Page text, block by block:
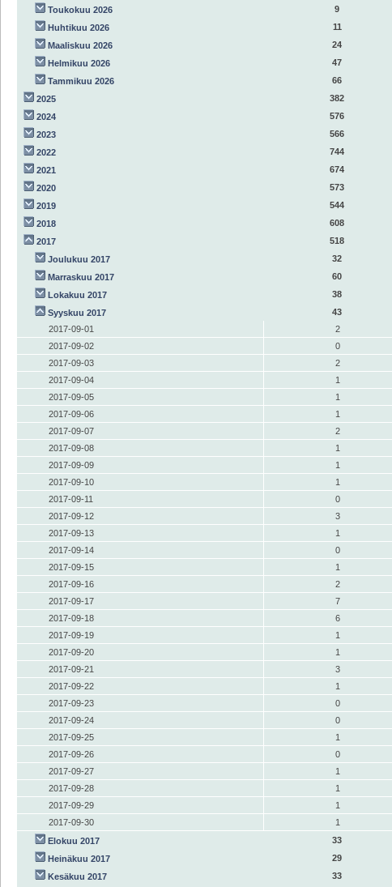
Toukokuu 2026
9
Huhtikuu 2026
11
Maaliskuu 2026
24
Helmikuu 2026
47
Tammikuu 2026
66
2025
382
2024
576
2023
566
2022
744
2021
674
2020
573
2019
544
2018
608
2017
518
Joulukuu 2017
32
Marraskuu 2017
60
Lokakuu 2017
38
Syyskuu 2017
43
2017-09-01
2
2017-09-02
0
2017-09-03
2
2017-09-04
1
2017-09-05
1
2017-09-06
1
2017-09-07
2
2017-09-08
1
2017-09-09
1
2017-09-10
1
2017-09-11
0
2017-09-12
3
2017-09-13
1
2017-09-14
0
2017-09-15
1
2017-09-16
2
2017-09-17
7
2017-09-18
6
2017-09-19
1
2017-09-20
1
2017-09-21
3
2017-09-22
1
2017-09-23
0
2017-09-24
0
2017-09-25
1
2017-09-26
0
2017-09-27
1
2017-09-28
1
2017-09-29
1
2017-09-30
1
Elokuu 2017
33
Heinäkuu 2017
29
Kesäkuu 2017
33